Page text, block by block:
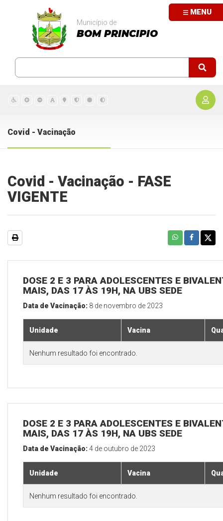
MENU
Município de
BOM PRINCIPIO
Covid - Vacinação
Covid - Vacinação - FASE
VIGENTE
DOSE 2 E 3 PARA ADOLESCENTES E
MAIS, DAS 17 ÀS 19H, NA UBS SEDE
Data de Vacinação: 8 de novembro de 2023
Unidade Vacina
Nenhum resultado foi encontrado.
DOSE 2 E 3 PARA ADOLESCENTES E
MAIS, DAS 17 ÀS 19H, NA UBS SEDE
Data de Vacinação:4 de outubro de 2023
Unidade Vacina
Nenhum resultado foi encontrado.